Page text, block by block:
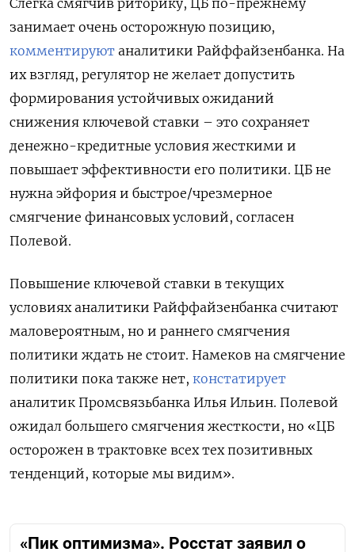
Слегка смягчив риторику, ЦБ по-прежнему
занимает очень осторожную позицию,
комментируют аналитики Райффайзенбанка. На
их взгляд, регулятор не желает допустить
формирования устойчивых ожиданий
снижения ключевой ставки – это сохраняет
денежно-кредитные условия жесткими и
повышает эффективности его политики. ЦБ не
нужна эйфория и быстрое/чрезмерное
смягчение финансовых условий, согласен
Полевой.
Повышение ключевой ставки в текущих
условиях аналитики Райффайзенбанка считают
маловероятным, но и раннего смягчения
политики ждать не стоит. Намеков на смягчение
политики пока также нет, констатирует
аналитик Промсвязьбанка Илья Ильин. Полевой
ожидал большего смягчения жесткости, но «ЦБ
осторожен в трактовке всех тех позитивных
тенденций, которые мы видим».
«Пик оптимизма». Росстат заявил о